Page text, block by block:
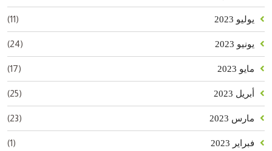
يوليو 2023 (11)
يونيو 2023 (24)
مايو 2023 (17)
أبريل 2023 (25)
مارس 2023 (23)
فبراير 2023 (1)